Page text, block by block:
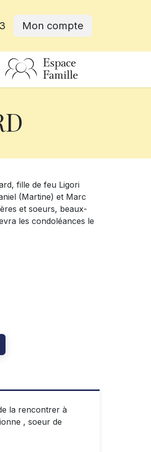
Mon compte
fille de feu Ligori
(Martine) et Marc
et soeurs, beaux-
les condoléances le
la rencontrer à
, soeur de